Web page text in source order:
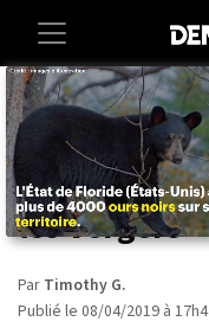
Accueil Societe
En
remplacent
les vergers
Par Timothy G.
Publié le 08/04/2019 à